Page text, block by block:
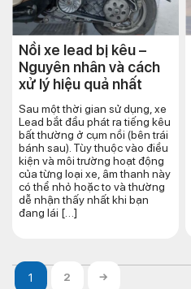
Nồi xe lead bị kêu –
Nguyên nhân và cách
xử lý hiệu quả nhất
Sau một thời gian sử dụng, xe
Lead bắt đầu phát ra tiếng kêu
bất thường ở cụm nồi (bên trái
bánh sau). Tùy thuộc vào điều
kiện và môi trường hoạt động
của từng loại xe, âm thanh này
có thể nhỏ hoặc to và thường
dễ nhận thấy nhất khi bạn
đang lái […]
2 →